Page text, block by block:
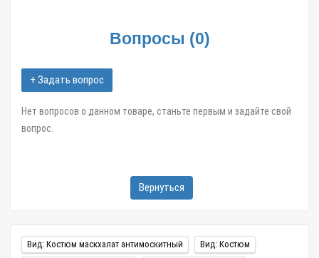
Вопросы (0)
+ Задать вопрос
Нет вопросов о данном товаре, станьте первым и задайте свой
вопрос.
Вернуться
Вид: Костюм маскхалат антимоскитный
Вид: Костюм